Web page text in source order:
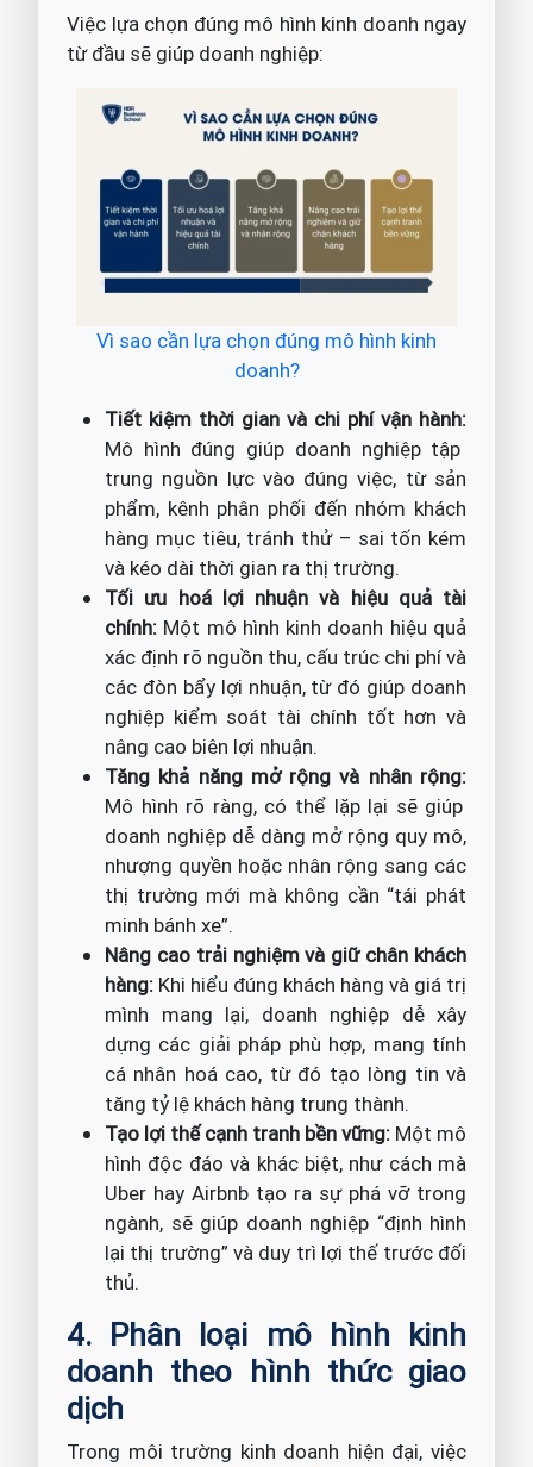
Việc lựa chọn đúng mô hình kinh doanh ngay
từ đầu sẽ giúp doanh nghiệp:
Vì sao cần lựa chọn đúng mô hình kinh
doanh?
Tiết kiệm thời gian và chi phí vận hành:
Mô hình đúng giúp doanh nghiệp tập
trung nguồn lực vào đúng việc, từ sản
phẩm, kênh phân phối đến nhóm khách
hàng mục tiêu, tránh thử – sai tốn kém
và kéo dài thời gian ra thị trường.
Tối ưu hoá lợi nhuận và hiệu quả tài
chính: Một mô hình kinh doanh hiệu quả
xác định rõ nguồn thu, cấu trúc chi phí và
các đòn bẩy lợi nhuận, từ đó giúp doanh
nghiệp kiểm soát tài chính tốt hơn và
nâng cao biên lợi nhuận.
Tăng khả năng mở rộng và nhân rộng:
Mô hình rõ ràng, có thể lặp lại sẽ giúp
doanh nghiệp dễ dàng mở rộng quy mô,
nhượng quyền hoặc nhân rộng sang các
thị trường mới mà không cần “tái phát
minh bánh xe”.
Nâng cao trải nghiệm và giữ chân khách
hàng: Khi hiểu đúng khách hàng và giá trị
mình mang lại, doanh nghiệp dễ xây
dựng các giải pháp phù hợp, mang tính
cá nhân hoá cao, từ đó tạo lòng tin và
tăng tỷ lệ khách hàng trung thành.
Tạo lợi thế cạnh tranh bền vững: Một mô
hình độc đáo và khác biệt, như cách mà
Uber hay Airbnb tạo ra sự phá vỡ trong
ngành, sẽ giúp doanh nghiệp “định hình
lại thị trường” và duy trì lợi thế trước đối
thủ.
4. Phân loại mô hình kinh
doanh theo hình thức giao
dịch
Trong môi trường kinh doanh hiện đại, việc